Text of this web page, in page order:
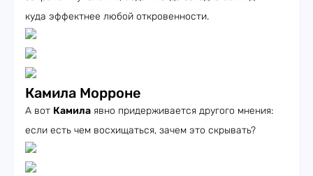
куда эффектнее любой откровенности.
Камила Морроне
А вот Камила явно придерживается другого мнения:
если есть чем восхищаться, зачем это скрывать?